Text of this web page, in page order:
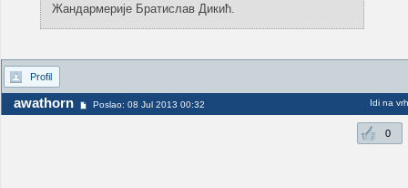
Жандармерије Братислав Дикић.
Profil
awathorn Poslao: 08 Jul 2013 00:32 Idi na vrh
0